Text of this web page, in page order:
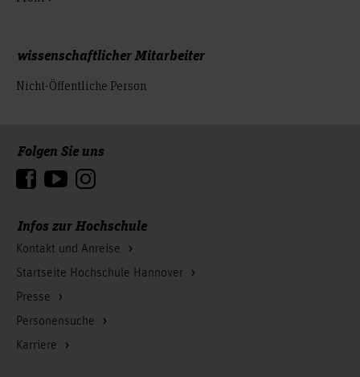
wissenschaftlicher Mitarbeiter
Nicht-Öffentliche Person
Infos zur Hochschule
Kontakt und Anreise
Startseite Hochschule Hannover
Presse
Personensuche
Karriere
Folgen Sie uns